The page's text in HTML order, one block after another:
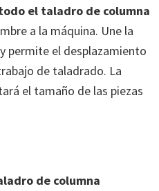
el taladro de columna
a la máquina. Une la
permite el desplazamiento
de taladrado. La
el tamaño de las piezas
de columna